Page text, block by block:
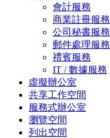
會計服務
商業註冊服務
公司秘書服務
郵件處理服務
禮賓服務
IT / 數據服務
虛擬辦公室
共享工作空間
服務式辦公室
瀏覽空間
列出空間